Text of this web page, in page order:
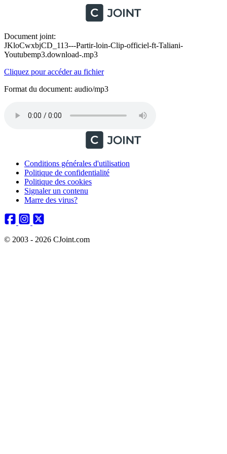
Document joint:
JKloCwxbjCD_113---Partir-loin-Clip-officiel-ft-Taliani-
Youtubemp3.download-.mp3
Cliquez pour accéder au fichier
Format du document: audio/mp3
Conditions générales d'utilisation
Politique de confidentialité
Politique des cookies
Signaler un contenu
Marre des virus?
© 2003 - 2026 CJoint.com